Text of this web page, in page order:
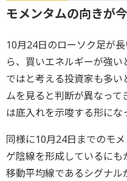
モメンタムの向きが
10月24日のローソク足が
ら、買いエネルギーが強
ではと考える投資家も多い
ムを見ると判断が異なって
は底入れを示唆する形にな
同様に10月24日までのモ
ゲ陰線を形成しているに
移動平均線であるシグナ